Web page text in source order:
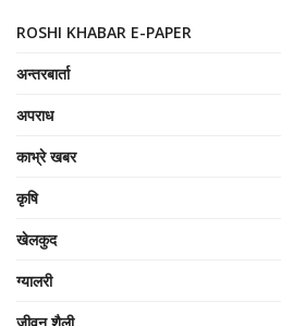
ROSHI KHABAR E-PAPER
अन्तरबार्ता
अपराध
काभ्रे खबर
कृषि
खेलकुद
ग्यालरी